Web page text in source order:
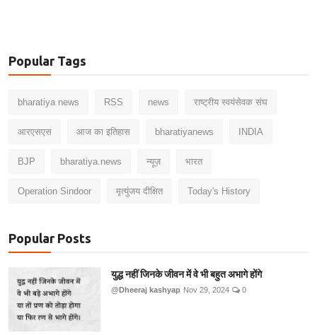
Popular Tags
bharatiya news RSS news राष्ट्रीय स्वयंसेवक संघ
आरएसएस आज का इतिहास bharatiyanews INDIA
BJP bharatiya.news न्यूज़ भारत
Operation Sindoor मृत्युंजय दीक्षित Today's History
Popular Posts
युद्ध नहीं जिनके जीवन में वे भी बहुत अभागे होंगे
@Dheeraj kashyap Nov 29, 2024 0